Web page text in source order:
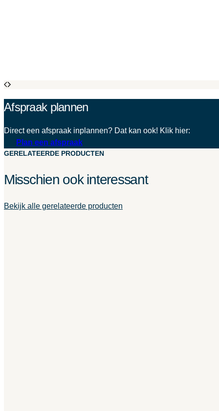
Afspraak plannen
Direct een afspraak inplannen? Dat kan ook! Klik hier:
Plan een afspraak
GERELATEERDE PRODUCTEN
Misschien ook interessant
Bekijk alle gerelateerde producten